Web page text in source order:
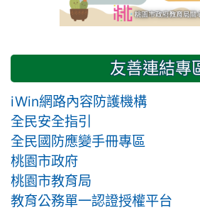
友善連結專
iWin網路內容防護機構
全民安全指引
全民國防應變手冊專區
桃園市政府
桃園市教育局
教育公務單一認證授權平台